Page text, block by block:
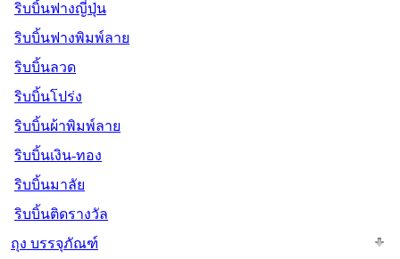
ริบบิ้นฟางญี่ปุ่น
ริบบิ้นฟางพิมพ์ลาย
ริบบิ้นลวด
ริบบิ้นโปร่ง
ริบบิ้นผ้าพิมพ์ลาย
ริบบิ้นเงิน-ทอง
ริบบิ้นมาลัย
ริบบิ้นติดรางวัล
ถุง บรรจุภัณฑ์